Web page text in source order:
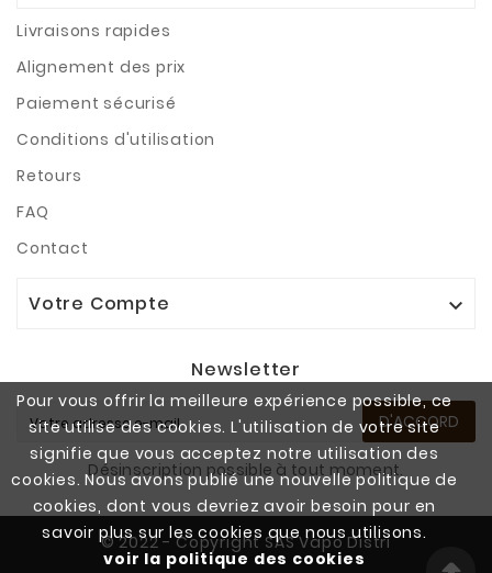
Pour vous offrir la meilleure expérience possible, ce
site utilise des cookies. L'utilisation de votre site
signifie que vous acceptez notre utilisation des
cookies. Nous avons publié une nouvelle politique de
cookies, dont vous devriez avoir besoin pour en
savoir plus sur les cookies que nous utilisons.
voir la politique des cookies
Livraisons rapides
Alignement des prix
Paiement sécurisé
Conditions d'utilisation
Retours
FAQ
Contact
Votre Compte 
Newsletter
D'ACCORD
Désinscription possible à tout moment.
© 2022 - Copyright SAS Vapo Distri